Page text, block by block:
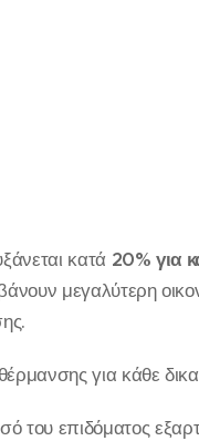
κατά 20% για
μεγαλύτερη
θέρμανσης για κάθε
του επιδόματος